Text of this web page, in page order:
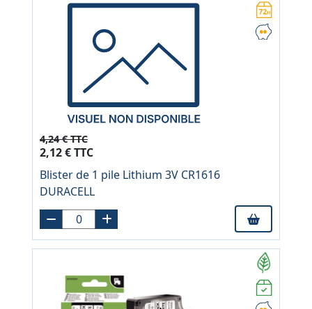
4,24 € TTC
2,12 € TTC
Blister de 1 pile Lithium 3V CR1616
DURACELL